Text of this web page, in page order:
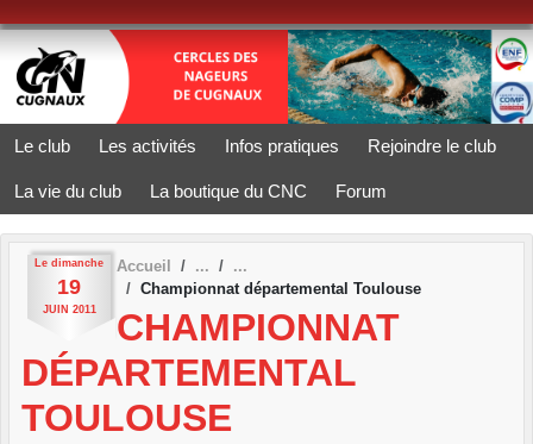
Le club Les activités Infos pratiques Rejoindre le club
La vie du club La boutique du CNC Forum
Le dimanche
19
JUIN 2011
Accueil
Championnat départemental Toulouse
CHAMPIONNAT
DÉPARTEMENTAL
TOULOUSE